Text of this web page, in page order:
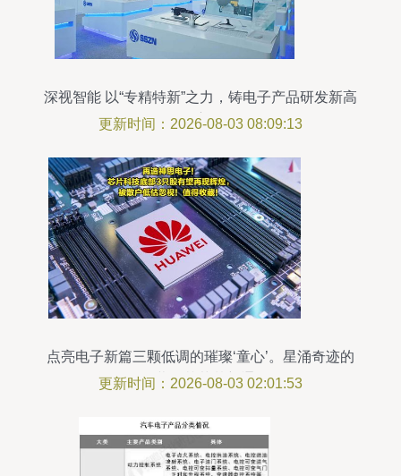
深视智能 以“专精特新”之力，铸电子产品研发新高
度
更新时间：2026-08-03 08:09:13
点亮电子新篇三颗低调的璀璨‘童心’。星涌奇迹的
召唤揭幕！芯草梦新通显秘',
更新时间：2026-08-03 02:01:53